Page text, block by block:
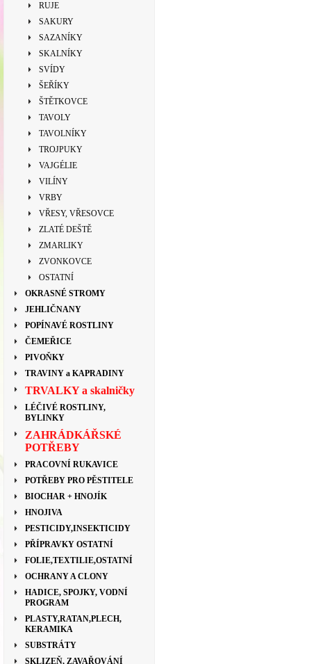
RUJE
SAKURY
SAZANÍKY
SKALNÍKY
SVÍDY
ŠEŘÍKY
ŠTĚTKOVCE
TAVOLY
TAVOLNÍKY
TROJPUKY
VAJGÉLIE
VILÍNY
VRBY
VŘESY, VŘESOVCE
ZLATÉ DEŠTĚ
ZMARLIKY
ZVONKOVCE
OSTATNÍ
OKRASNÉ STROMY
JEHLIČNANY
POPÍNAVÉ ROSTLINY
ČEMEŘICE
PIVOŇKY
TRAVINY a KAPRADINY
TRVALKY a skalničky
LÉČIVÉ ROSTLINY,
BYLINKY
ZAHRÁDKÁŘSKÉ
POTŘEBY
PRACOVNÍ RUKAVICE
POTŘEBY PRO PĚSTITELE
BIOCHAR + HNOJÍK
HNOJIVA
PESTICIDY,INSEKTICIDY
PŘÍPRAVKY OSTATNÍ
FOLIE,TEXTILIE,OSTATNÍ
OCHRANY A CLONY
HADICE, SPOJKY, VODNÍ
PROGRAM
PLASTY,RATAN,PLECH,
KERAMIKA
SUBSTRÁTY
SKLIZEŇ, ZAVAŘOVÁNÍ